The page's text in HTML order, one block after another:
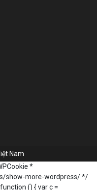
Nam
*
show-more-wordpress/ */
() { var c =